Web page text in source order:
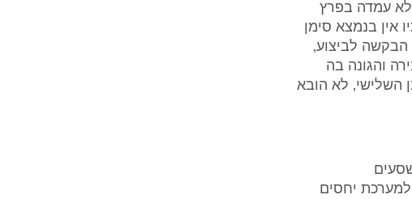
עמדה בפרץ
אין בנמצא סימן
הבקשה לביצוע,
צוואה סבירה והגונה בה
השלישי, לא הובא
יחסים